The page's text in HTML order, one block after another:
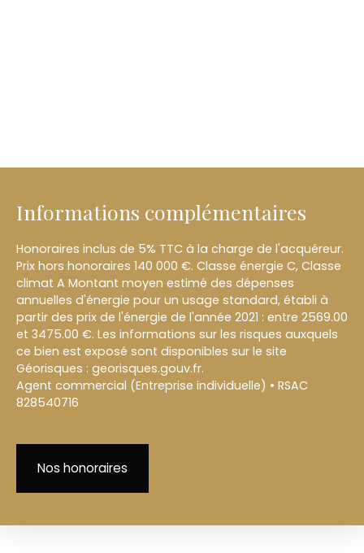
Informations complémentaires
Honoraires inclus de 5% TTC à la charge de l'acquéreur.
Prix hors honoraires 140 000 €. Classe énergie C, Classe
climat A Montant moyen estimé des dépenses
annuelles d'énergie pour un usage standard, établi à
partir des prix de l'énergie de l'année 2021 : entre 2569.00
et 3475.00 €. Les informations sur les risques auxquels
ce bien est exposé sont disponibles sur le site
Géorisques : georisques.gouv.fr.
Agent commercial (Entreprise individuelle) • RSAC
828540716
Nos honoraires